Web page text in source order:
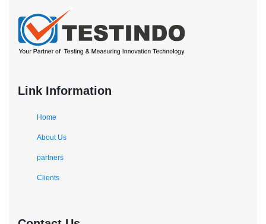
Link Information
Home
About Us
partners
Clients